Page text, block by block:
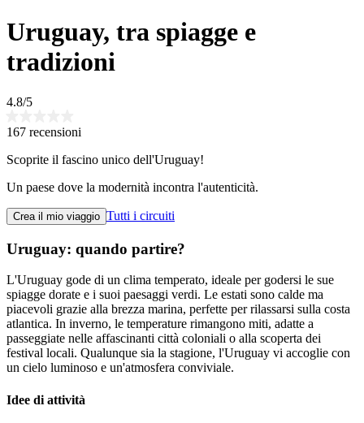
Uruguay, tra spiagge e
tradizioni
4.8/5
167 recensioni
Scoprite il fascino unico dell'Uruguay!
Un paese dove la modernità incontra l'autenticità.
Crea il mio viaggio Tutti i circuiti
Uruguay: quando partire?
L'Uruguay gode di un clima temperato, ideale per godersi le sue
spiagge dorate e i suoi paesaggi verdi. Le estati sono calde ma
piacevoli grazie alla brezza marina, perfette per rilassarsi sulla costa
atlantica. In inverno, le temperature rimangono miti, adatte a
passeggiate nelle affascinanti città coloniali o alla scoperta dei
festival locali. Qualunque sia la stagione, l'Uruguay vi accoglie con
un cielo luminoso e un'atmosfera conviviale.
Idee di attività